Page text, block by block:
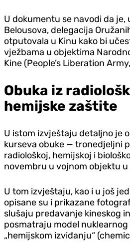
U dokumentu se navodi da je,
Belousova, delegacija
otputovala u Kinu kako bi
vježbama u objektima
Kine (People’s Liberation
Obuka iz
hemijske zaštite
U istom izvještaju detaljno je
kurseva obuke — tronedjeljni
radiološkoj, hemijskoj i
novembru u vojnom objektu u
U tom izvještaju, kao i u još
opisane su i prikazane
slušaju predavanje kineskog
posmatraju model
„hemijskom izviđanju“